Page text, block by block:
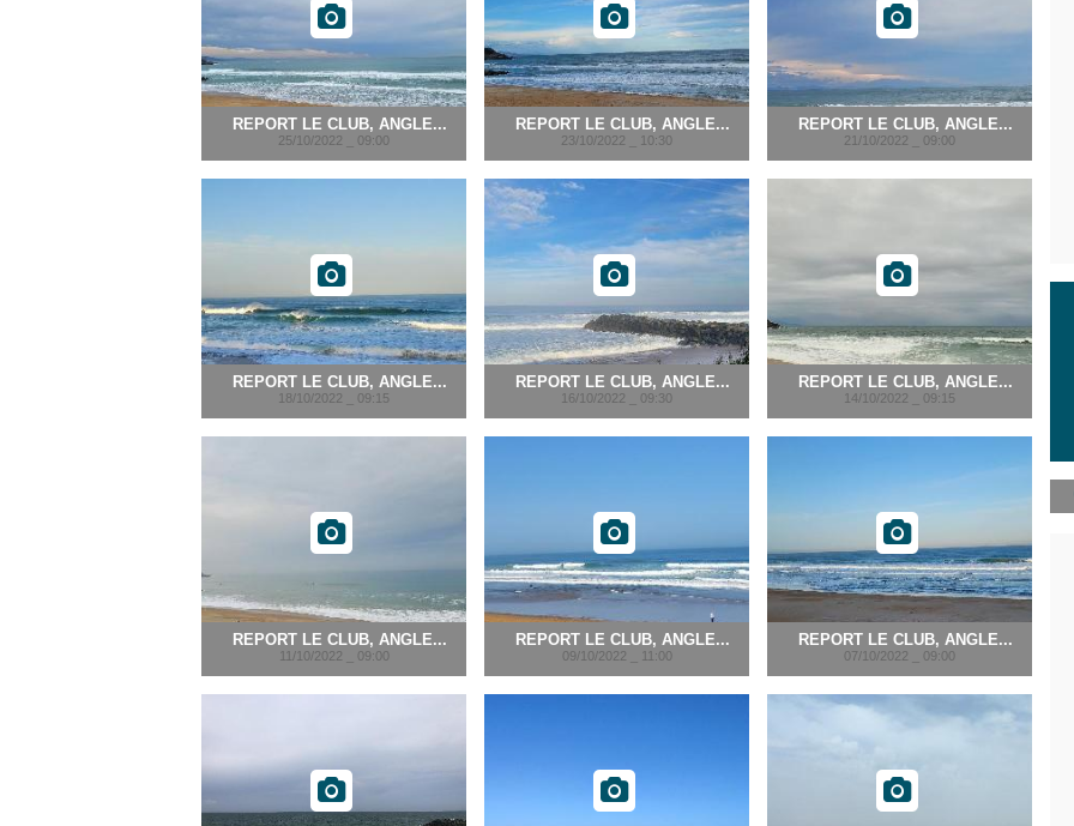
REPORT LE CLUB, ANGLE...
25/10/2022 _ 09:00
REPORT LE CLUB, ANGLE...
23/10/2022 _ 10:30
REPORT LE CLUB, ANGLE...
21/10/2022 _ 09:00
REPORT LE CLUB, ANGLE...
18/10/2022 _ 09:15
REPORT LE CLUB, ANGLE...
16/10/2022 _ 09:30
REPORT LE CLUB, ANGLE...
14/10/2022 _ 09:15
REPORT LE CLUB, ANGLE...
11/10/2022 _ 09:00
REPORT LE CLUB, ANGLE...
09/10/2022 _ 11:00
REPORT LE CLUB, ANGLE...
07/10/2022 _ 09:00